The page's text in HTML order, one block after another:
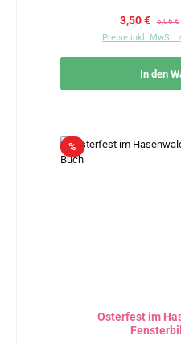
3,50 € 6,96 €
Preise inkl. MwSt.
In den
%Rabatt
Osterfest im